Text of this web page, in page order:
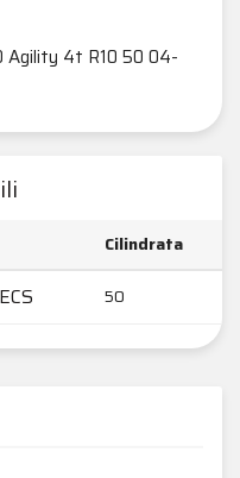
Agility 4t R10 50 04-
Cilindrata
50